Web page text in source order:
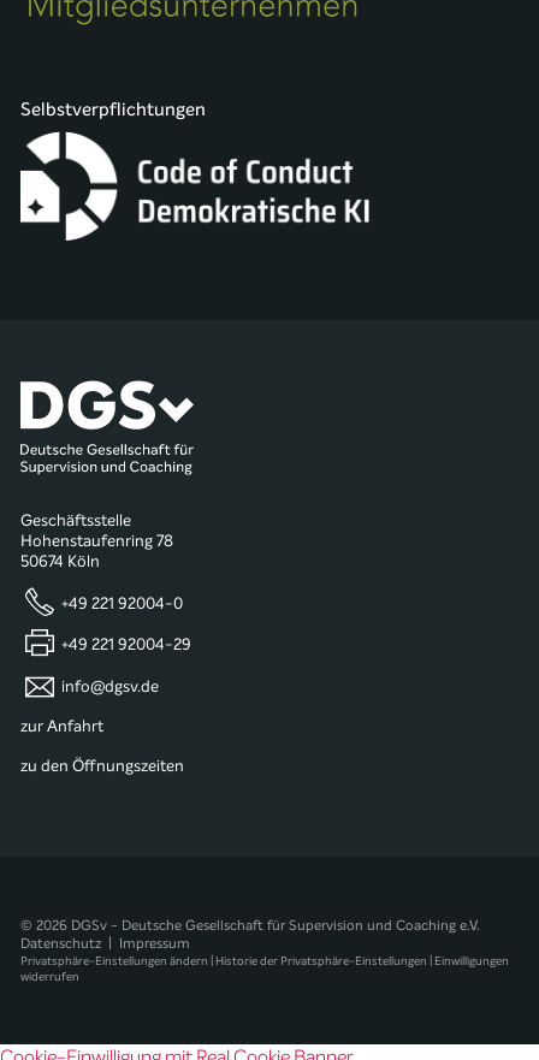
Selbstverpflichtungen
Geschäftsstelle
Hohenstaufenring 78
50674 Köln
+49 221 92004-0
+49 221 92004-29
info@dgsv.de
zur Anfahrt
zu den Öffnungszeiten
© 2026 DGSv - Deutsche Gesellschaft für Supervision und Coaching e.V.
Datenschutz
Impressum
Privatsphäre-Einstellungen ändern | Historie der Privatsphäre-Einstellungen | Einwilligungen
widerrufen